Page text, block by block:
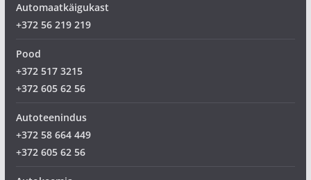
Automaatkäigukast
+372 56 219 219
Pood
+372 517 3215
+372 605 62 56
Autoteenindus
+372 58 664 449
+372 605 62 56